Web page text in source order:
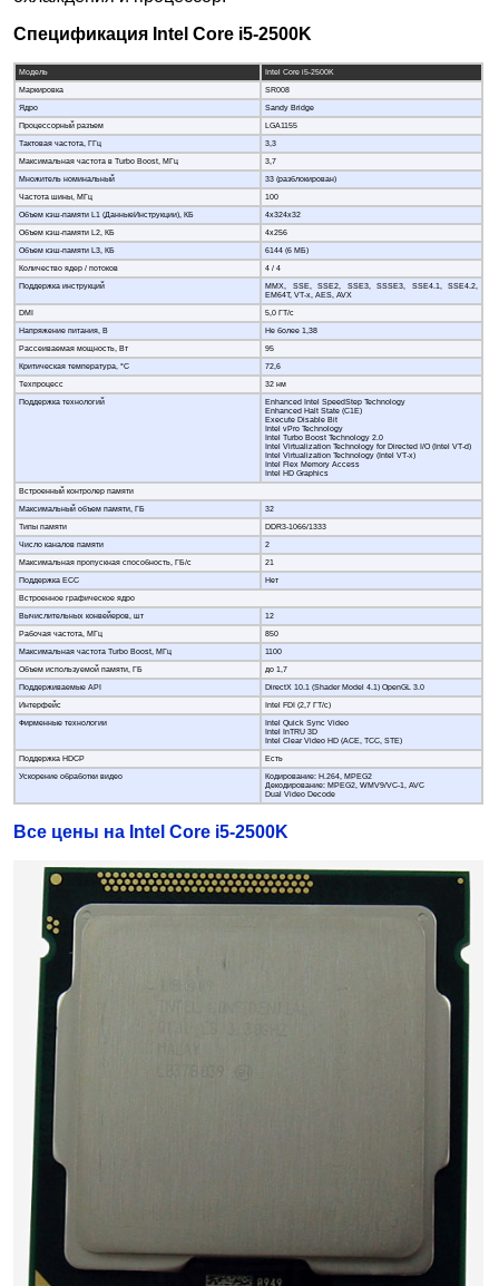
Спецификация Intel Core i5-2500K
Модель
Intel Core i5-2500K
Маркировка
SR008
Ядро
Sandy Bridge
Процессорный разъем
LGA1155
Тактовая частота, ГГц
3,3
Максимальная частота в Turbo Boost, МГц
3,7
Множитель номинальный
33 (разблокирован)
Частота шины, МГц
100
Объем кэш-памяти L1 (ДанныеИнструкции), КБ
4x324x32
Объем кэш-памяти L2, КБ
4x256
Объем кэш-памяти L3, КБ
6144 (6 МБ)
Количество ядер / потоков
4 / 4
Поддержка инструкций
MMX, SSE, SSE2, SSE3, SSSE3, SSE4.1, SSE4.2,
EM64T, VT-x, AES, AVX
DMI
5,0 ГT/c
Напряжение питания, В
Не более 1,38
Рассеиваемая мощность, Вт
95
Критическая температура, °C
72,6
Техпроцесс
32 нм
Поддержка технологий
Enhanced Intel SpeedStep Technology
Enhanced Halt State (C1E)
Execute Disable Bit
Intel vPro Technology
Intel Turbo Boost Technology 2.0
Intel Virtualization Technology for Directed I/O (Intel VT-d)
Intel Virtualization Technology (Intel VT-x)
Intel Flex Memory Access
Intel HD Graphics
Встроенный контролер памяти
Максимальный объем памяти, ГБ
32
Типы памяти
DDR3-1066/1333
Число каналов памяти
2
Максимальная пропускная способность, ГБ/c
21
Поддержка ECC
Нет
Встроенное графическое ядро
Вычислительных конвейеров, шт
12
Рабочая частота, МГц
850
Максимальная частота Turbo Boost, МГц
1100
Объем используемой памяти, ГБ
до 1,7
Поддерживаемые API
DirectX 10.1 (Shader Model 4.1) OpenGL 3.0
Интерфейс
Intel FDI (2,7 ГТ/с)
Фирменные технологии
Intel Quick Sync Video
Intel InTRU 3D
Intel Clear Video HD (ACE, TCC, STE)
Поддержка HDCP
Есть
Ускорение обработки видео
Кодирование: H.264, MPEG2
Декодирование: MPEG2, WMV9/VC-1, AVC
Dual Video Decode
Все цены на Intel Core i5-2500K